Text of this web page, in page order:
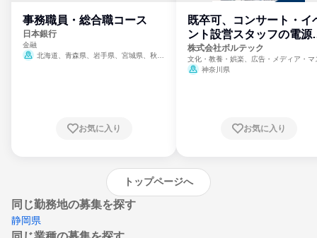
事務職員・総合職コース
日本銀行
金融
北海道、青森県、岩手県、宮城県、秋田
崎県、熊本県、大分県、宮崎県、鹿児島県、
お気に入り
既卒可、コンサート・イ
ント設営スタッフの電源
門
株式会社ボルテック
文化・教養・娯楽、広告・メディア・マ
ミ、電力・ガス・水道・エネルギー
神奈川県
お気に入り
トップページへ
同じ勤務地の募集を探す
静岡県